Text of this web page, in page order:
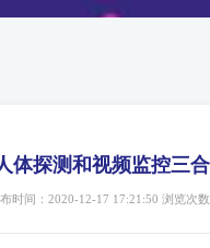
体探测和视频监控三
时间：2020-12-17 17:21:50 浏览次